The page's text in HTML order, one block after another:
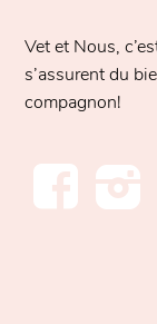
Vet et Nous,
s’assurent du
compagnon!